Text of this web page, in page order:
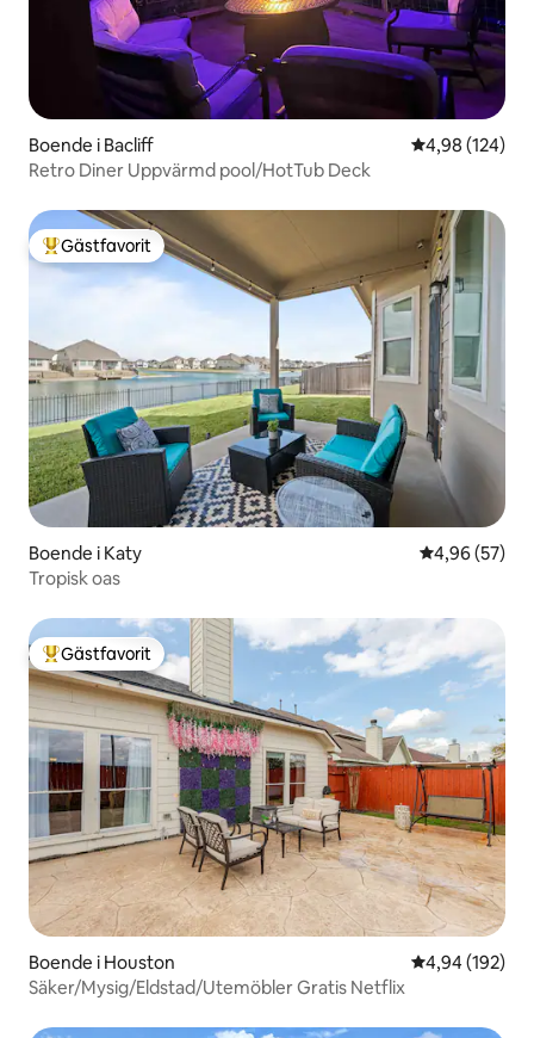
Boende i Bacliff 4,98 av 5 i
4,98 (124)
Retro Diner Uppvärmd pool/HotTub Deck
Populär gästfavorit
Gästfavorit
Boende i Katy 4,96 av 5 i
4,96 (57)
Tropisk oas
Populär gästfavorit
Gästfavorit
Boende i Houston 4,94 av 5 i
4,94 (192)
Säker/Mysig/Eldstad/Utemöbler Gratis Netflix